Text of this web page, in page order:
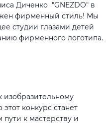
Диченко "GNEZDO" в
фирменный стиль! Мы
студии глазами детей
фирменного логотипа.
изобразительному
конкурс станет
к мастерству и